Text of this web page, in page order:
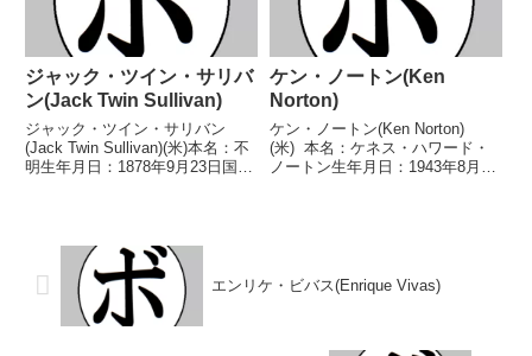
ジャック・ツイン・サリバ
ン(Jack Twin Sullivan)
ジャック・ツイン・サリバン
(Jack Twin Sullivan)(米)本名：不
明生年月日：1878年9月23日国
11代世界ミドル級王座...
ケン・ノートン(Ken
Norton)
ケン・ノートン(Ken Norton)
(米) 本名：ケネス・ハワード・
ノートン生年月日：1943年8月9
エンリケ・ビバス(Enrique Vivas)